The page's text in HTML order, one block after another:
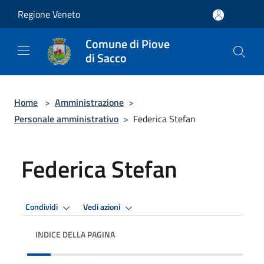
Regione Veneto
Comune di Piove
di Sacco
Home > Amministrazione >
Personale amministrativo > Federica Stefan
Federica Stefan
Condividi Vedi azioni
INDICE DELLA PAGINA